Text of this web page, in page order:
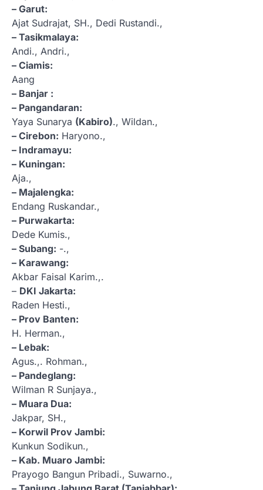
– Garut:
Ajat Sudrajat, SH., Dedi Rustandi.,
– Tasikmalaya:
Andi., Andri.,
– Ciamis:
Aang
– Banjar :
– Pangandaran:
Yaya Sunarya (Kabiro)., Wildan.,
– Cirebon: Haryono.,
– Indramayu:
– Kuningan:
Aja.,
– Majalengka:
Endang Ruskandar.,
– Purwakarta:
Dede Kumis.,
– Subang: -.,
– Karawang:
Akbar Faisal Karim.,.
– DKI Jakarta:
Raden Hesti.,
– Prov Banten:
H. Herman.,
– Lebak:
Agus.,. Rohman.,
– Pandeglang:
Wilman R Sunjaya.,
– Muara Dua:
Jakpar, SH.,
– Korwil Prov Jambi:
Kunkun Sodikun.,
– Kab. Muaro Jambi:
Prayogo Bangun Pribadi., Suwarno.,